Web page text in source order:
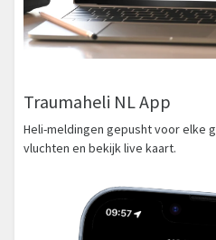
Traumaheli NL App
Heli-meldingen gepusht voor elke
vluchten en bekijk live kaart.